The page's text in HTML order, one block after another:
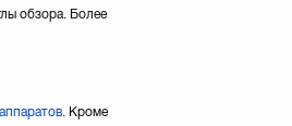
обзора. Более
. Кроме